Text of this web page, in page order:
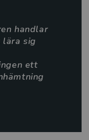
för
yrkeskunnande
i
handlar
lära sig
ett